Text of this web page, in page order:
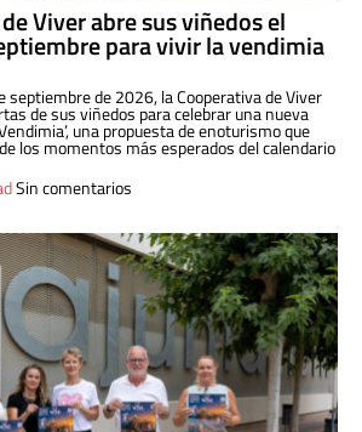
Viver abre sus viñedos el
para vivir la vendimia
septiembre de 2026, la Cooperativa de Viver
de sus viñedos para celebrar una nueva
una propuesta de enoturismo que
los momentos más esperados del calendario
Sin comentarios